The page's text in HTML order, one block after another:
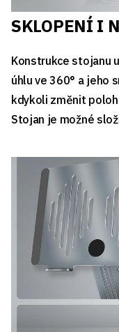
SKLOPENÍ I
Konstrukce stojanu
úhlu ve 360° a jeho
kdykoli změnit
Stojan je možné